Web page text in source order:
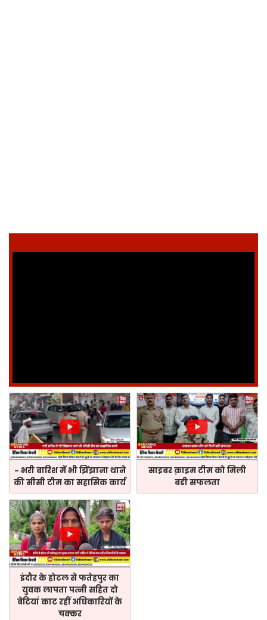
- भरी बारिश में भी झिंझाना थाने
की सीसी टीम का सहासिक कार्य
साइबर क़ाइम टीम को मिली
बडी सफलता
इंदौर के होटल से फतेहपुर का
युवक लापता पत्नी सहित दो
बेटियां काट रहीं अधिकारियों के
चक्कर